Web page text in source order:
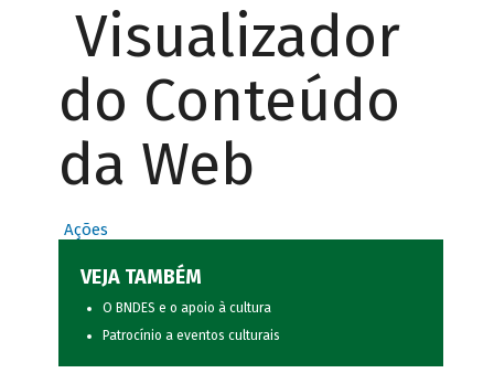
Visualizador
do Conteúdo
da Web
Ações
VEJA TAMBÉM
O BNDES e o apoio à cultura
Patrocínio a eventos culturais